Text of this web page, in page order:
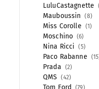
LuluCastagnette
Mauboussin 8
Miss Corolle 1
Moschino 6
Nina Ricci 5
Paco Rabanne 15
Prada 2
QMS 42
Tom Ford 79